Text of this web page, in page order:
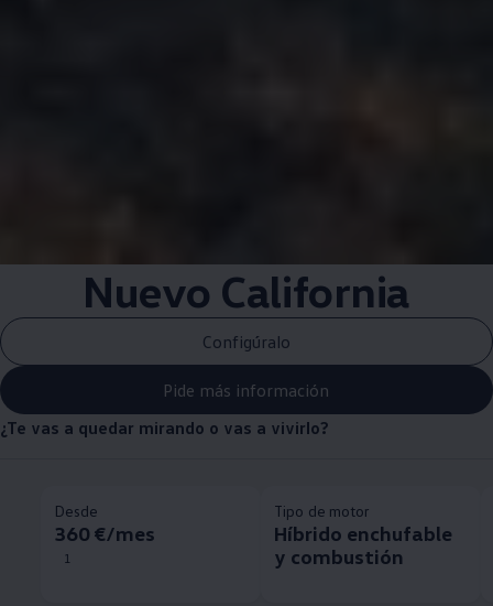
Nuevo California
Configúralo
Pide más información
¿Te vas a quedar mirando o vas a vivirlo?
Desde
360 €/mes
1
Tipo de motor
Híbrido enchufable
y combustión